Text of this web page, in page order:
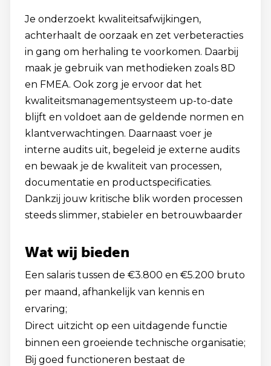
Je onderzoekt kwaliteitsafwijkingen,
achterhaalt de oorzaak en zet verbeteracties
in gang om herhaling te voorkomen. Daarbij
maak je gebruik van methodieken zoals 8D
en FMEA. Ook zorg je ervoor dat het
kwaliteitsmanagementsysteem up-to-date
blijft en voldoet aan de geldende normen en
klantverwachtingen. Daarnaast voer je
interne audits uit, begeleid je externe audits
en bewaak je de kwaliteit van processen,
documentatie en productspecificaties.
Dankzij jouw kritische blik worden processen
steeds slimmer, stabieler en betrouwbaarder
Wat wij bieden
Een salaris tussen de €3.800 en €5.200 bruto
per maand, afhankelijk van kennis en
ervaring;
Direct uitzicht op een uitdagende functie
binnen een groeiende technische organisatie;
Bij goed functioneren bestaat de